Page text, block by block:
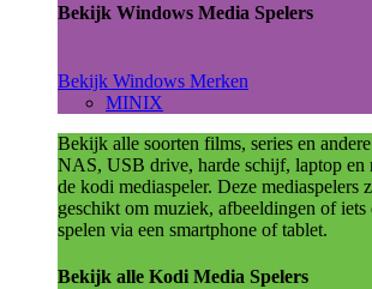
Bekijk Windows Media Spelers
Bekijk Windows Merken
MINIX
Bekijk alle soorten films, series en
NAS, USB drive, harde schijf, laptop en
de kodi mediaspeler. Deze mediaspelers
geschikt om muziek, afbeeldingen of
spelen via een smartphone of tablet.
Bekijk alle Kodi Media Spelers